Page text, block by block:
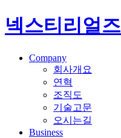
넥스티리얼즈
Company
회사개요
연혁
조직도
기술고문
오시는길
Business